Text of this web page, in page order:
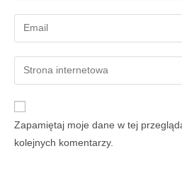
Zapamiętaj moje dane w tej
kolejnych komentarzy.